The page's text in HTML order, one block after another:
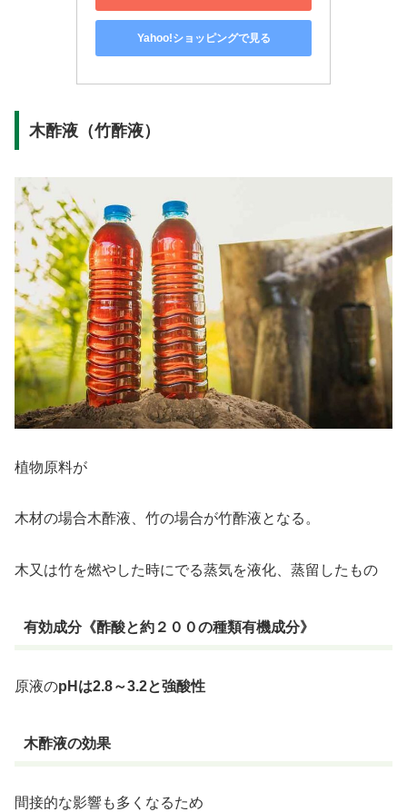
Yahoo!ショッピングで見る
木酢液（竹酢液）
植物原料が
木材の場合木酢液、竹の場合が竹酢液となる。
木又は竹を燃やした時にでる蒸気を液化、蒸留したもの
有効成分《酢酸と約２００の種類有機成分》
原液のpHは2.8～3.2と強酸性
木酢液の効果
間接的な影響も多くなるため